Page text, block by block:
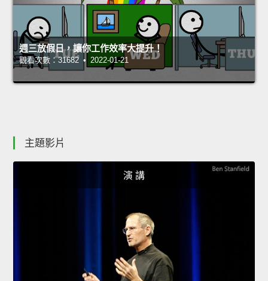
週三放假日，讓你工作效率大提升！
觀看次數：31682 • 2022-01-21
主題影片
演 講